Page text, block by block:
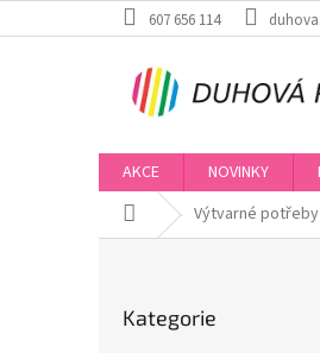
na
607 656 114
AKCE NOVINKY
Domů Výtvarné potřeby
kategorie
Kategorie